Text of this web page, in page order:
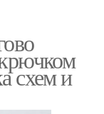
схем и